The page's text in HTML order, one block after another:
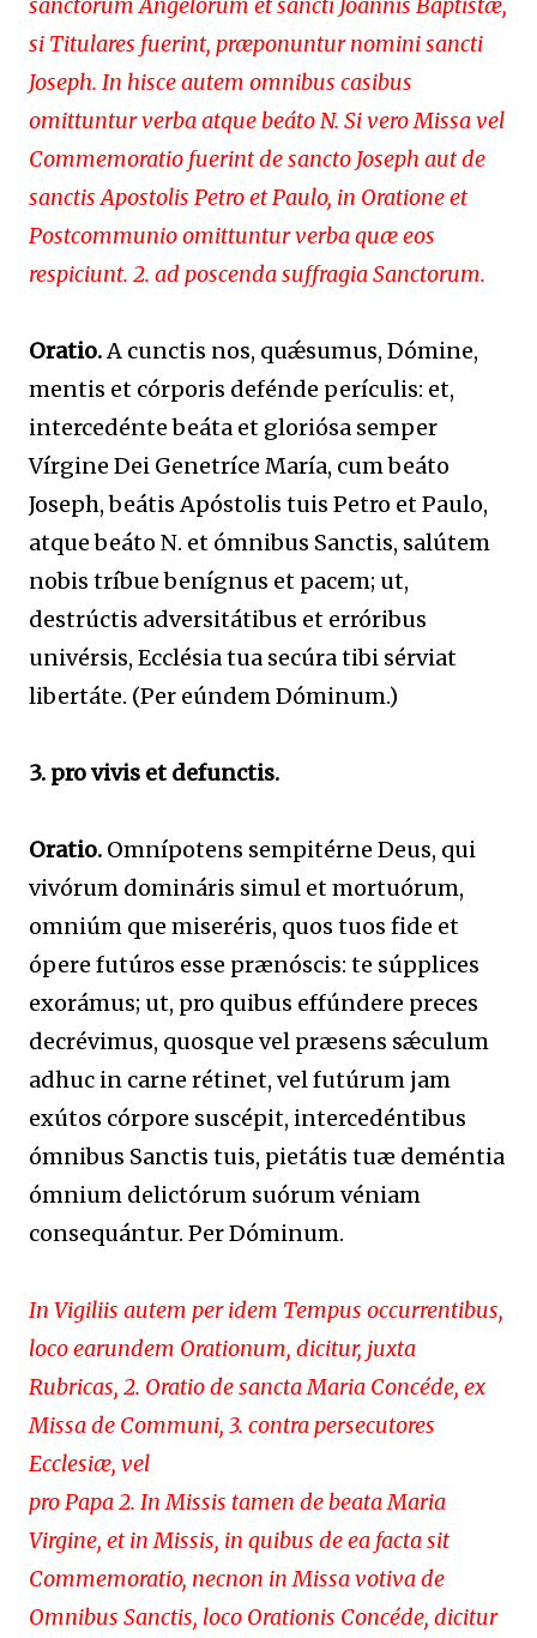
si Titulares fuerint, præponuntur nomini sancti
Joseph. In hisce autem omnibus casibus
omittuntur verba atque beáto N. Si vero Missa vel
Commemoratio fuerint de sancto Joseph aut de
sanctis Apostolis Petro et Paulo, in Oratione et
Postcommunio omittuntur verba quæ eos
respiciunt. 2. ad poscenda suffragia Sanctorum.
Oratio.A cunctis nos, quǽsumus, Dómine,
mentis et córporis defénde perículis: et,
intercedénte beáta et gloriósa semper
Vírgine Dei Genetríce María, cum beáto
Joseph, beátis Apóstolis tuis Petro et Paulo,
atque beáto N. et ómnibus Sanctis, salútem
nobis tríbue benígnus et pacem; ut,
destrúctis adversitátibus et erróribus
univérsis, Ecclésia tua secúra tibi sérviat
libertáte. (Per eúndem Dóminum.)
3. pro vivis et defunctis.
Oratio. Omnípotens sempitérne Deus, qui
vivórum domináris simul et mortuórum,
omniúm que miseréris, quos tuos fide et
ópere futúros esse prænóscis: te súpplices
exorámus; ut, pro quibus effúndere preces
decrévimus, quosque vel præsens sǽculum
adhuc in carne rétinet, vel futúrum jam
exútos córpore suscépit, intercedéntibus
ómnibus Sanctis tuis, pietátis tuæ deméntia
ómnium delictórum suórum véniam
consequántur. Per Dóminum.
In Vigiliis autem per idem Tempus occurrentibus,
loco earundem Orationum, dicitur, juxta
Rubricas, 2. Oratio de sancta Maria Concéde, ex
Missa de Communi, 3. contra persecutores
Ecclesiæ, vel
pro Papa 2. In Missis tamen de beata Maria
Virgine, et in Missis, in quibus de ea facta sit
Commemoratio, necnon in Missa votiva de
Omnibus Sanctis, loco Orationis Concéde, dicitur